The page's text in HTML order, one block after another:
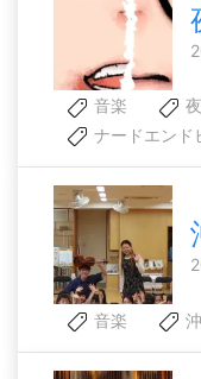
音楽
ナードエンド
音楽